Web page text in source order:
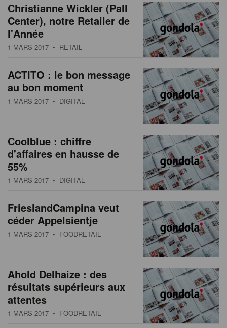
Christianne Wickler (Pall
Center), notre Retailer de
l'Année
1 MARS 2017 • RETAIL
ACTITO : le bon message
au bon moment
1 MARS 2017 • DIGITAL
Coolblue : chiffre
d'affaires en hausse de
55%
1 MARS 2017 • DIGITAL
FrieslandCampina veut
céder Appelsientje
1 MARS 2017 • FOODRETAIL
Ahold Delhaize : des
résultats supérieurs aux
attentes
1 MARS 2017 • FOODRETAIL